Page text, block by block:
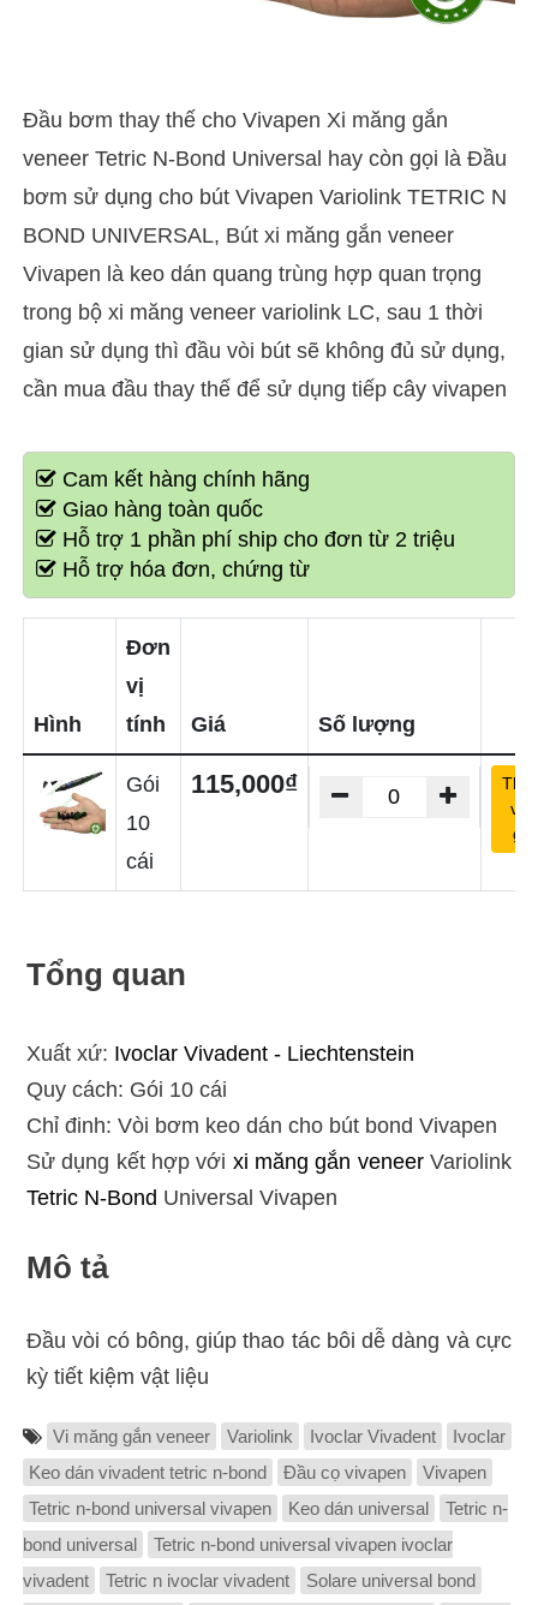
Đầu bơm thay thế cho Vivapen Xi măng gắn
veneer Tetric N-Bond Universal hay còn gọi là Đầu
bơm sử dụng cho bút Vivapen Variolink TETRIC N
BOND UNIVERSAL, Bút xi măng gắn veneer
Vivapen là keo dán quang trùng hợp quan trọng
trong bộ xi măng veneer variolink LC, sau 1 thời
gian sử dụng thì đầu vòi bút sẽ không đủ sử dụng,
cần mua đầu thay thế để sử dụng tiếp cây vivapen
Cam kết hàng chính hãng
Giao hàng toàn quốc
Hỗ trợ 1 phần phí ship cho đơn từ 2 triệu
Hỗ trợ hóa đơn, chứng từ
Hình
Đơn
vị
tính
Giá Số lượng
Gói
10
cái
115,000₫
vào
giỏ
Tổng quan
Xuất xứ: Ivoclar Vivadent - Liechtenstein
Quy cách: Gói 10 cái
Chỉ đinh: Vòi bơm keo dán cho bút bond Vivapen
Sử dụng kết hợp với xi măng gắn veneerVariolink
Tetric N-Bond Universal Vivapen
Mô tả
Đầu vòi có bông, giúp thao tác bôi dễ dàng và cực
kỳ tiết kiệm vật liệu
Vi măng gắn veneer Variolink Ivoclar Vivadent
Ivoclar
Keo dán vivadent tetric n-bond
Đầu cọ vivapen
Vivapen
Tetric n-bond universal vivapen
Keo dán universal
Tetric n-
bond universal
Tetric n-bond universal vivapen ivoclar
vivadent
Tetric n ivoclar vivadent Solare universal bond